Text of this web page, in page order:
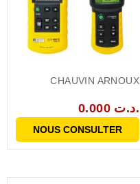
CHAUVIN ARNOUX
0.000 د.ت.
NOUS CONSULTER